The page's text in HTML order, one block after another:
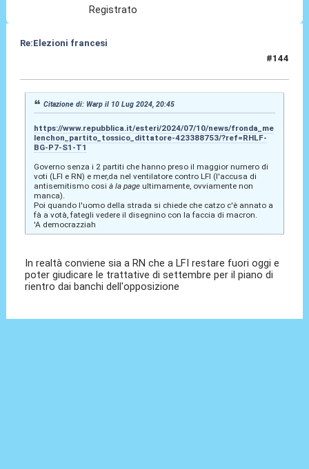
Registrato
Re:Elezioni francesi
#144
Citazione di: Warp il 10 Lug 2024, 20:45
https://www.repubblica.it/esteri/2024/07/10/news/fronda_me
lenchon_partito_tossico_dittatore-423388753/?ref=RHLF-
BG-P7-S1-T1
Governo senza i 2 partiti che hanno preso il maggior numero di
voti (LFI e RN) e mer,da nel ventilatore contro LFI (l'accusa di
antisemitismo cosi à la pageultimamente, ovviamente non
manca).
Poi quando l'uomo della strada si chiede che catzo c'è annato a
fà a votà, fategli vedere il disegnino con la faccia di macron.
'A democrazziah
In realtà conviene sia a RN che a LFI restare fuori oggi e
poter giudicare le trattative di settembre per il piano di
rientro dai banchi dell'opposizione